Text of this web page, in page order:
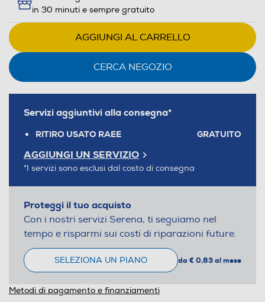
in 30 minuti e sempre gratuito
AGGIUNGI AL CARRELLO
CERCA NEGOZIO
Servizi aggiuntivi alla consegna*
RITIRO USATO RAEE GRATUITO
AGGIUNGI UN SERVIZIO
*I servizi sono esclusi dal costo di consegna
Proteggi il tuo acquisto
Con i nostri servizi Serena, ti seguiamo nel
tempo e risparmi sui costi di riparazioni future.
SELEZIONA UN PIANO da € 0,83 al mese
Metodi di pagamento e finanziamenti